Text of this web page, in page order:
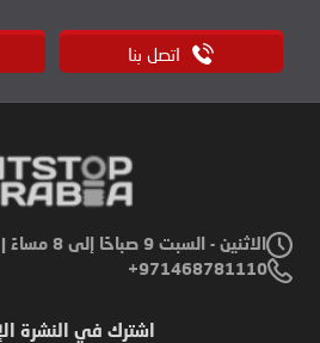
اتصل بنا
الاثنين - السبت 9 صباحًا إلى 8 مساءً | الأحد 9 صباحًا إلى 6 مساءً
971468781110+
اشترك في النشرة